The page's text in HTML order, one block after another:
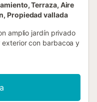
Terraza, Aire
Propiedad vallada
amplio jardín privado
con barbacoa y